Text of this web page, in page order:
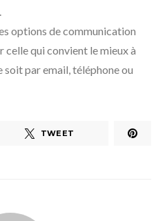
options de communication
celle qui convient le mieux à
soit par email, téléphone ou
TWEET